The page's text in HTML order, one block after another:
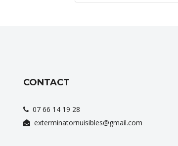
CONTACT
07 66 14 19 28
exterminatornuisibles@gmail.com